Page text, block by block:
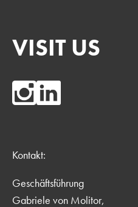
VISIT US
Kontakt:
Geschäftsführung
Gabriele von Molitor,